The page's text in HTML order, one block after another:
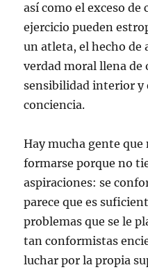
así como el exceso de
ejercicio pueden
un atleta, el hecho de
verdad moral llena de
sensibilidad interior y
conciencia.
Hay mucha gente que
formarse porque no
aspiraciones: se
parece que es
problemas que se le
tan conformistas
luchar por la propia